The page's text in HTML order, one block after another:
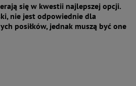
się w kwestii najlepszej opcji.
nie jest odpowiednie dla
posiłków, jednak muszą być one